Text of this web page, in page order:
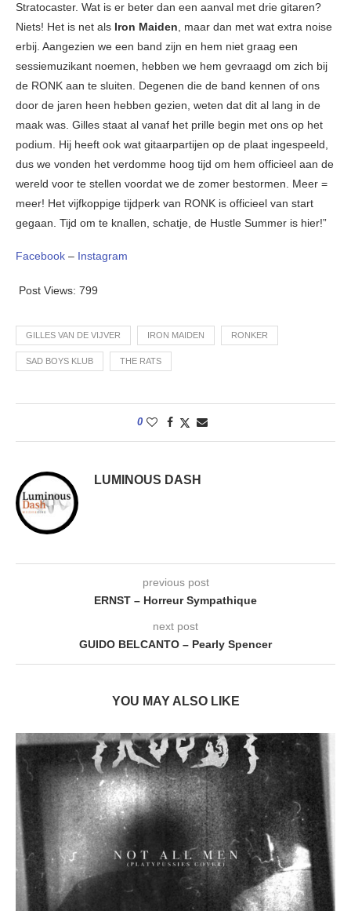
Stratocaster. Wat is er beter dan een aanval met drie gitaren?
Niets! Het is net als Iron Maiden, maar dan met wat extra noise
erbij. Aangezien we een band zijn en hem niet graag een
sessiemuzikant noemen, hebben we hem gevraagd om zich bij
de RONK aan te sluiten. Degenen die de band kennen of ons
door de jaren heen hebben gezien, weten dat dit al lang in de
maak was. Gilles staat al vanaf het prille begin met ons op het
podium. Hij heeft ook wat gitaarpartijen op de plaat ingespeeld,
dus we vonden het verdomme hoog tijd om hem officieel aan de
wereld voor te stellen voordat we de zomer bestormen. Meer =
meer! Het vijfkoppige tijdperk van RONK is officieel van start
gegaan. Tijd om te knallen, schatje, de Hustle Summer is hier!”
Facebook – Instagram
Post Views: 799
GILLES VAN DE VIJVER IRON MAIDEN RONKER
SAD BOYS KLUB THE RATS
0
LUMINOUS DASH
previous post
ERNST – Horreur Sympathique
next post
GUIDO BELCANTO – Pearly Spencer
YOU MAY ALSO LIKE